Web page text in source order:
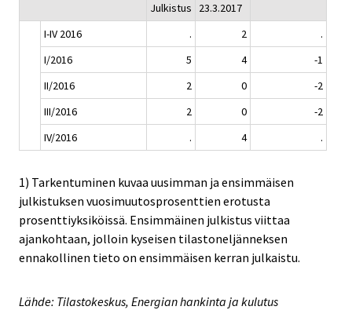
Julkistus
23.3.2017
I-IV 2016
. 2
.
I/2016
5 4
-1
II/2016
2 0
-2
III/2016
2 0
-2
IV/2016
. 4 .
1) Tarkentuminen kuvaa uusimman ja ensimmäisen
julkistuksen vuosimuutosprosenttien erotusta
prosenttiyksiköissä. Ensimmäinen julkistus viittaa
ajankohtaan, jolloin kyseisen tilastoneljänneksen
ennakollinen tieto on ensimmäisen kerran julkaistu.
Lähde: Tilastokeskus, Energian hankinta ja kulutus